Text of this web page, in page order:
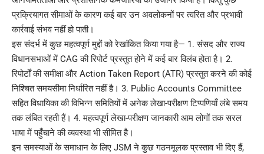
प्रक्रियागत सीमाओं के कारण कई बार उन अवलोकनों पर त्वरित और प्रभावी
कार्रवाई संभव नहीं हो पाती।
इस संदर्भ में कुछ महत्वपूर्ण मुद्दों को रेखांकित किया गया है— 1. संसद और राज्य
विधानसभाओं में CAG की रिपोर्ट प्रस्तुत होने में कई बार विलंब होता है। 2.
रिपोर्टों की समीक्षा और Action Taken Report (ATR) प्रस्तुत करने की कोई
निश्चित समयसीमा निर्धारित नहीं है। 3. Public Accounts Committee
सहित विधायिका की विभिन्न समितियों में अनेक लेखा-परीक्षण टिप्पणियाँ लंबे समय
तक लंबित रहती हैं। 4. महत्वपूर्ण लेखा-परीक्षण जानकारी आम लोगों तक सरल
भाषा में पहुँचाने की व्यवस्था भी सीमित है।
इन समस्याओं के समाधान के लिए JSM ने कुछ गठनमूलक प्रस्ताव भी दिए हैं,